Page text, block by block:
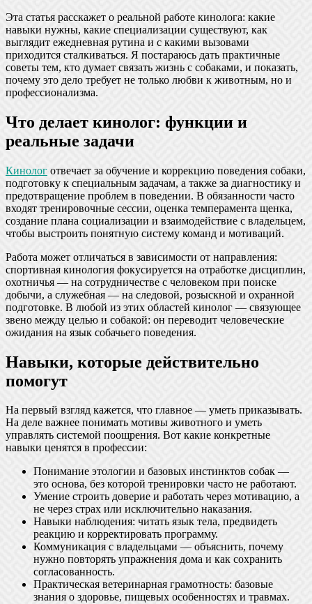
Эта статья расскажет о реальной работе кинолога: какие
навыки нужны, какие специализации существуют, как
выглядит ежедневная рутина и с какими вызовами
приходится сталкиваться. Я постараюсь дать практичные
советы тем, кто думает связать жизнь с собаками, и показать,
почему это дело требует не только любви к животным, но и
профессионализма.
Что делает кинолог: функции и
реальные задачи
Кинолог отвечает за обучение и коррекцию поведения собаки,
подготовку к специальным задачам, а также за диагностику и
предотвращение проблем в поведении. В обязанности часто
входят тренировочные сессии, оценка темперамента щенка,
создание плана социализации и взаимодействие с владельцем,
чтобы выстроить понятную систему команд и мотиваций.
Работа может отличаться в зависимости от направления:
спортивная кинология фокусируется на отработке дисциплин,
охотничья — на сотрудничестве с человеком при поиске
добычи, а служебная — на следовой, розыскной и охранной
подготовке. В любой из этих областей кинолог — связующее
звено между целью и собакой: он переводит человеческие
ожидания на язык собачьего поведения.
Навыки, которые действительно
помогут
На первый взгляд кажется, что главное — уметь приказывать.
На деле важнее понимать мотивы животного и уметь
управлять системой поощрения. Вот какие конкретные
навыки ценятся в профессии:
Понимание этологии и базовых инстинктов собак —
это основа, без которой тренировки часто не работают.
Умение строить доверие и работать через мотивацию, а
не через страх или исключительно наказания.
Навыки наблюдения: читать язык тела, предвидеть
реакцию и корректировать программу.
Коммуникация с владельцами — объяснить, почему
нужно повторять упражнения дома и как сохранить
согласованность.
Практическая ветеринарная грамотность: базовые
знания о здоровье, пищевых особенностях и травмах.